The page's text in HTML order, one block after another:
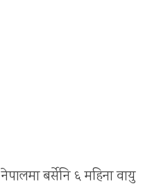
नेपालमा बर्सेनि ६ महिना वायु